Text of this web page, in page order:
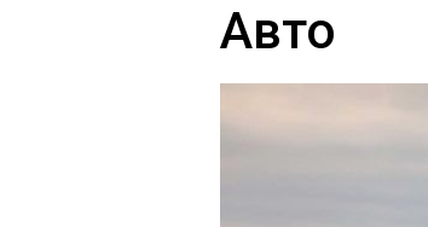
Авто